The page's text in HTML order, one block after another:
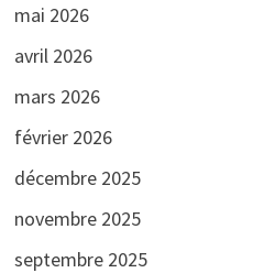
mai 2026
avril 2026
mars 2026
février 2026
décembre 2025
novembre 2025
septembre 2025